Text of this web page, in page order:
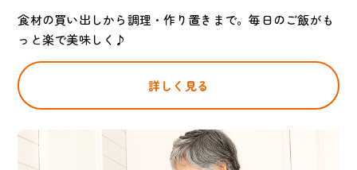
食材の買い出しから調理・作り置きまで。毎日のご飯がも
っと楽で美味しく♪
詳しく見る